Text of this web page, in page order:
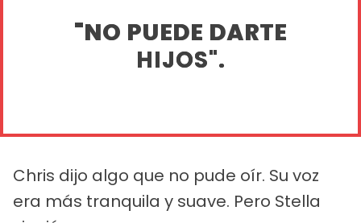
"NO PUEDE DARTE
HIJOS".
Chris dijo algo que no pude oír. Su voz
era más tranquila y suave. Pero Stella